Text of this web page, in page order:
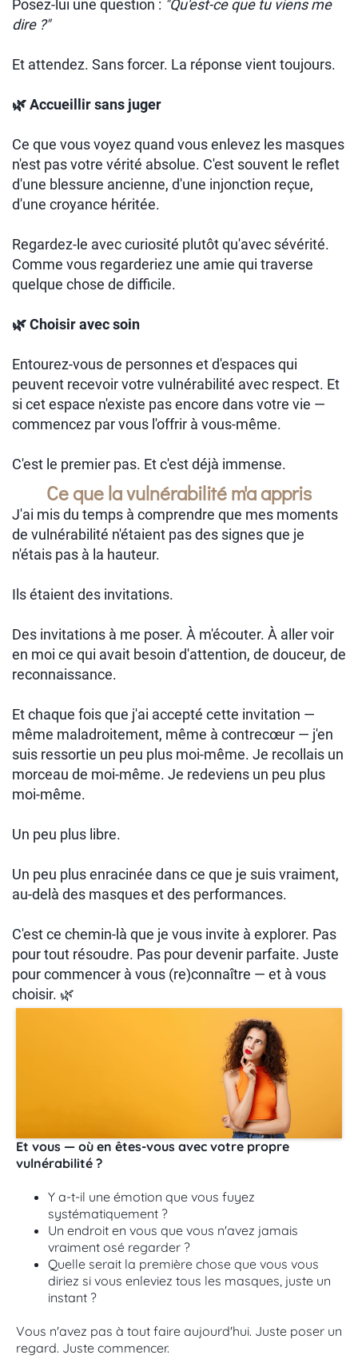
Posez-lui une question : "Qu'est-ce que tu viens me
dire ?"
Et attendez. Sans forcer. La réponse vient toujours.
🌿 Accueillir sans juger
Ce que vous voyez quand vous enlevez les masques
n'est pas votre vérité absolue. C'est souvent le reflet
d'une blessure ancienne, d'une injonction reçue,
d'une croyance héritée.
Regardez-le avec curiosité plutôt qu'avec sévérité.
Comme vous regarderiez une amie qui traverse
quelque chose de difficile.
🌿 Choisir avec soin
Entourez-vous de personnes et d'espaces qui
peuvent recevoir votre vulnérabilité avec respect. Et
si cet espace n'existe pas encore dans votre vie —
commencez par vous l'offrir à vous-même.
C'est le premier pas. Et c'est déjà immense.
Ce que la vulnérabilité m'a appris
J'ai mis du temps à comprendre que mes moments
de vulnérabilité n'étaient pas des signes que je
n'étais pas à la hauteur.
Ils étaient des invitations.
Des invitations à me poser. À m'écouter. À aller voir
en moi ce qui avait besoin d'attention, de douceur, de
reconnaissance.
Et chaque fois que j'ai accepté cette invitation —
même maladroitement, même à contrecœur — j'en
suis ressortie un peu plus moi-même. Je recollais un
morceau de moi-même. Je redeviens un peu plus
moi-même.
Un peu plus libre.
Un peu plus enracinée dans ce que je suis vraiment,
au-delà des masques et des performances.
C'est ce chemin-là que je vous invite à explorer. Pas
pour tout résoudre. Pas pour devenir parfaite. Juste
pour commencer à vous (re)connaître — et à vous
choisir. 🌿
Et vous — où en êtes-vous avec votre propre
vulnérabilité ?
Y a-t-il une émotion que vous fuyez
systématiquement ?
Un endroit en vous que vous n'avez jamais
vraiment osé regarder ?
Quelle serait la première chose que vous vous
diriez si vous enleviez tous les masques, juste un
instant ?
Vous n'avez pas à tout faire aujourd'hui. Juste poser un
regard. Juste commencer.